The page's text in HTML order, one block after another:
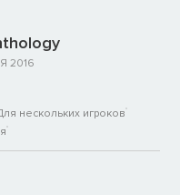
2016
нескольких игроков